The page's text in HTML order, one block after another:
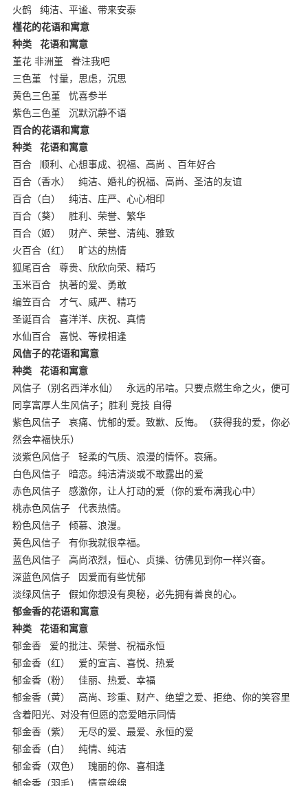
火鹤
纯洁、平谧、带来安泰
槿花的花语和寓意
种类
花语和寓意
堇花 非洲堇
眷注我吧
三色堇
忖量，思虑，沉思
黄色三色堇
忧喜参半
紫色三色堇
沉默沉静不语
百合的花语和寓意
种类
花语和寓意
百合
顺利、心想事成、祝福、高尚 、百年好合
百合（香水）
纯洁、婚礼的祝福、高尚、圣洁的友谊
百合（白）
纯洁、庄严、心心相印
百合（葵）
胜利、荣誉、繁华
百合（姬）
财产、荣誉、清纯、雅致
火百合（红）
旷达的热情
狐尾百合
尊贵、欣欣向荣、精巧
玉米百合
执著的爱、勇敢
编笠百合
才气、威严、精巧
圣诞百合
喜洋洋、庆祝、真情
水仙百合
喜悦、等候相逢
风信子的花语和寓意
种类
花语和寓意
风信子（别名西洋水仙）
永远的吊唁。只要点燃生命之火，便可
同享富厚人生风信子；胜利 竞技 自得
紫色风信子
哀痛、忧郁的爱。致歉、反悔。（获得我的爱，你必
然会幸福快乐）
淡紫色风信子
轻柔的气质、浪漫的情怀。哀痛。
白色风信子
暗恋。纯洁清淡或不敢露出的爱
赤色风信子
感激你，让人打动的爱（你的爱布满我心中）
桃赤色风信子
代表热情。
粉色风信子
倾慕、浪漫。
黄色风信子
有你我就很幸福。
蓝色风信子
高尚浓烈，恒心、贞操、彷佛见到你一样兴奋。
深蓝色风信子
因爱而有些忧郁
淡绿风信子
假如你想没有奥秘，必先拥有善良的心。
郁金香的花语和寓意
种类
花语和寓意
郁金香
爱的批注、荣誉、祝福永恒
郁金香（红）
爱的宣言、喜悦、热爱
郁金香（粉）
佳丽、热爱、幸福
郁金香（黄）
高尚、珍重、财产、绝望之爱、拒绝、你的笑容里
含着阳光、对没有但愿的恋爱暗示同情
郁金香（紫）
无尽的爱、最爱、永恒的爱
郁金香（白）
纯情、纯洁
郁金香（双色）
瑰丽的你、喜相逢
郁金香（羽毛）
情意绵绵